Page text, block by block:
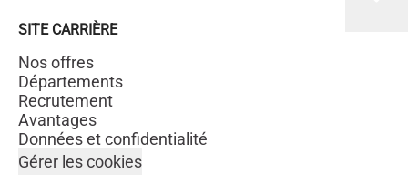
SITE CARRIÈRE
Nos offres
Départements
Recrutement
Avantages
Données et confidentialité
Gérer les cookies